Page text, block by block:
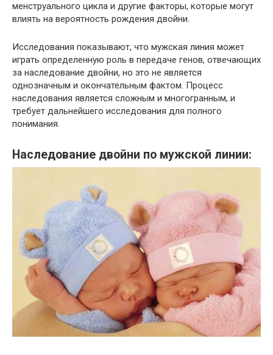
менструального цикла и другие факторы, которые могут
влиять на вероятность рождения двойни.
Исследования показывают, что мужская линия может
играть определенную роль в передаче генов, отвечающих
за наследование двойни, но это не является
однозначным и окончательным фактом. Процесс
наследования является сложным и многогранным, и
требует дальнейшего исследования для полного
понимания.
Наследование двойни по мужской линии: